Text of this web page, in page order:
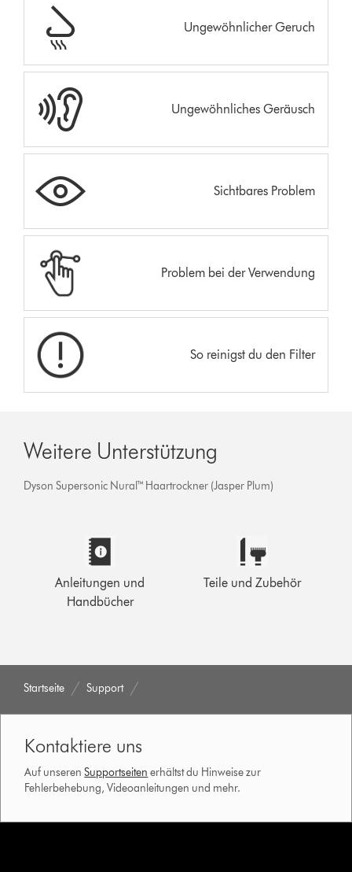
Ungewöhnlicher Geruch
Ungewöhnliches Geräusch
Sichtbares Problem
Problem bei der Verwendung
So reinigst du den Filter
Weitere Unterstützung
Dyson Supersonic Nural™ Haartrockner (Jasper Plum)
Anleitungen und
Handbücher
Teile und Zubehör
Startseite Support
Kontaktiere uns
Auf unserenSupportseiten erhältst du Hinweise zur
Fehlerbehebung, Videoanleitungen und mehr.